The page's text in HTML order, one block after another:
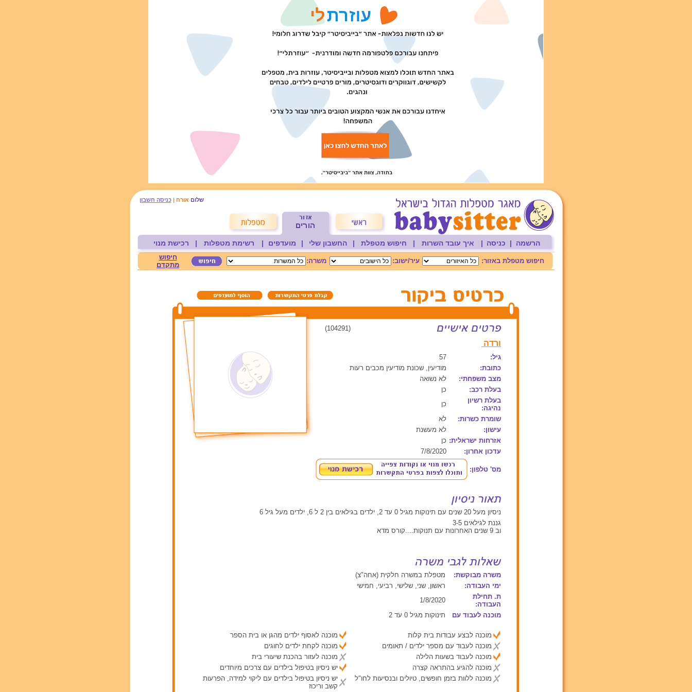
שלום אורח |כניסה חשבון
הרשמה | כניסה | איך עובד השרות | חיפוש מטפלת | החשבון שלי | מועדפים | רשימת מטפלות | רכישת מנוי
חיפוש מטפלת באזור: עיר/ישוב: משרה:
חיפוש
מתקדם
(104291)
ורדה
גיל:
57
כתובת:
מודיעין, שכונת מודיעין מכבים רעות
מצב משפחתי:
לא נשואה
בעלת רכב:
כן
בעלת רשיון
נהיגה:
כן
שומרת כשרות:
לא
עישון:
לא מעשנת
אזרחות ישראלית: כן
עדכון אחרון:
7/8/2020
מס' טלפון:
ניסיון מעל 20 שנים עם תינוקות מגיל 0 עד 2, ילדים בגילאים בין 2 ל 6, ילדים מעל גיל 6
גננת לגילאים 3-5
וב 9 שנים האחרונות עם תנוקות....קורס מדא
משרה מבוקשת:
מטפלת במשרה חלקית (אחה"צ)
ימי העבודה:
ראשון, שני, שלישי, רביעי, חמישי
ת. תחילת
העבודה:
1/8/2020
מוכנה לעבוד עם
תינוקות מגיל 0 עד 2
מוכנה לבצע עבודות בית קלות
מוכנה לעבוד עם מספר ילדים / תאומים
מוכנה לעבוד בשעות הלילה
מוכנה להגיע בהתראה קצרה
מוכנה ללוות בזמן חופשים, טיולים ובנסיעות לחו"ל
מוכנה לאסוף ילדים מהגן או בית הספר
מוכנה לקחת ילדים לחוגים
מוכנה לעזור בהכנת שיעורי בית
יש ניסיון בטיפול בילדים עם צרכים מיוחדים
יש ניסיון בטיפול בילדים עם ליקוי למידה, הפרעות
קשב וריכוז